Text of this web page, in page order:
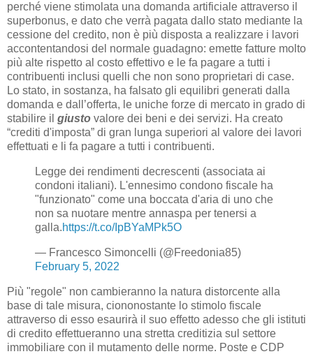
perché viene stimolata una domanda artificiale attraverso il
superbonus, e dato che verrà pagata dallo stato mediante la
cessione del credito, non è più disposta a realizzare i lavori
accontentandosi del normale guadagno: emette fatture molto
più alte rispetto al costo effettivo e le fa pagare a tutti i
contribuenti inclusi quelli che non sono proprietari di case.
Lo stato, in sostanza, ha falsato gli equilibri generati dalla
domanda e dall’offerta, le uniche forze di mercato in grado di
stabilire il giusto valore dei beni e dei servizi. Ha creato
“crediti d'imposta” di gran lunga superiori al valore dei lavori
effettuati e li fa pagare a tutti i contribuenti.
Legge dei rendimenti decrescenti (associata ai
condoni italiani). L'ennesimo condono fiscale ha
"funzionato" come una boccata d'aria di uno che
non sa nuotare mentre annaspa per tenersi a
galla.https://t.co/IpBYaMPk5O
— Francesco Simoncelli (@Freedonia85)
February 5, 2022
Più "regole" non cambieranno la natura distorcente alla
base di tale misura, ciononostante lo stimolo fiscale
attraverso di esso esaurirà il suo effetto adesso che gli istituti
di credito effettueranno una stretta creditizia sul settore
immobiliare con il mutamento delle norme. Poste e CDP